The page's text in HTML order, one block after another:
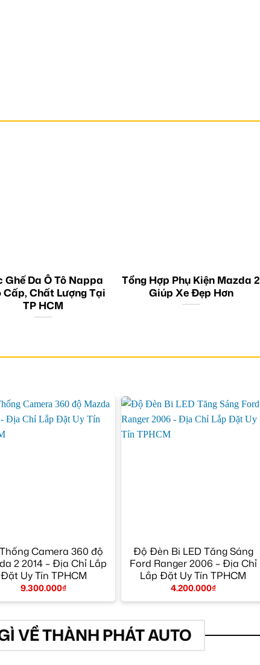
Ghế Da Ô Tô Nappa
Cấp, Chất Lượng Tại
TP HCM
Tổng Hợp Phụ Kiện Mazda 2
Giúp Xe Đẹp Hơn
Camera 360 độ
2 2014 – Địa Chỉ Lắp
Đặt Uy Tín TPHCM
9.300.000₫
Độ Đèn Bi LED Tăng Sáng
Ford Ranger 2006 – Địa Chỉ
Lắp Đặt Uy Tín TPHCM
4.200.000₫
VỀ THÀNH PHÁT AUTO